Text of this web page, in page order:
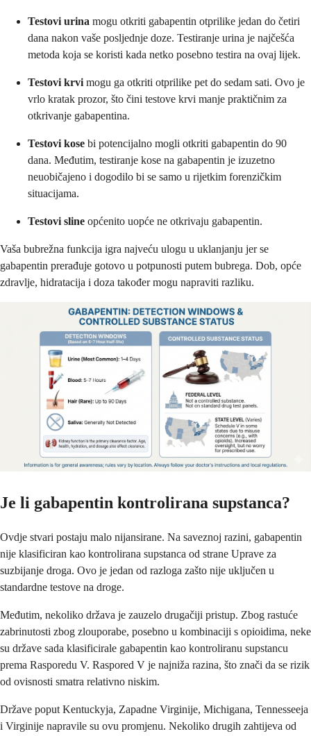
Testovi urina mogu otkriti gabapentin otprilike jedan do četiri
dana nakon vaše posljednje doze. Testiranje urina je najčešća
metoda koja se koristi kada netko posebno testira na ovaj lijek.
Testovi krvi mogu ga otkriti otprilike pet do sedam sati. Ovo je
vrlo kratak prozor, što čini testove krvi manje praktičnim za
otkrivanje gabapentina.
Testovi kose bi potencijalno mogli otkriti gabapentin do 90
dana. Međutim, testiranje kose na gabapentin je izuzetno
neuobičajeno i dogodilo bi se samo u rijetkim forenzičkim
situacijama.
Testovi sline općenito uopće ne otkrivaju gabapentin.
Vaša bubrežna funkcija igra najveću ulogu u uklanjanju jer se
gabapentin prerađuje gotovo u potpunosti putem bubrega. Dob, opće
zdravlje, hidratacija i doza također mogu napraviti razliku.
Je li gabapentin kontrolirana supstanca?
Ovdje stvari postaju malo nijansirane. Na saveznoj razini, gabapentin
nije klasificiran kao kontrolirana supstanca od strane Uprave za
suzbijanje droga. Ovo je jedan od razloga zašto nije uključen u
standardne testove na droge.
Međutim, nekoliko država je zauzelo drugačiji pristup. Zbog rastuće
zabrinutosti zbog zlouporabe, posebno u kombinaciji s opioidima, neke
su države sada klasificirale gabapentin kao kontroliranu supstancu
prema Rasporedu V. Raspored V je najniža razina, što znači da se rizik
od ovisnosti smatra relativno niskim.
Države poput Kentuckyja, Zapadne Virginije, Michigana, Tennesseeja
i Virginije napravile su ovu promjenu. Nekoliko drugih zahtijeva od